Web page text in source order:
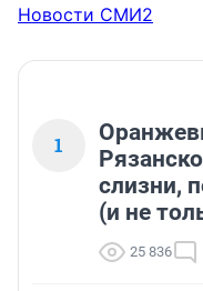
Новости СМИ2
1
слизни,
(и не
25 836